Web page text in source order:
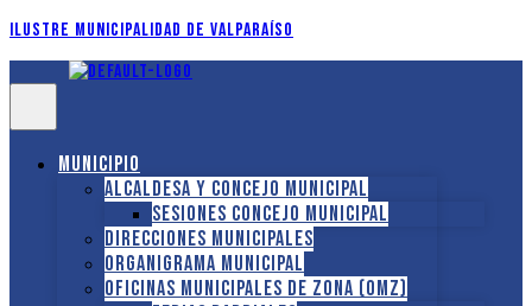
Ilustre Municipalidad de Valparaíso
Municipio
Alcaldesa y Concejo Municipal
Sesiones Concejo Municipal
Direcciones municipales
Organigrama Municipal
Oficinas Municipales de Zona (OMZ)